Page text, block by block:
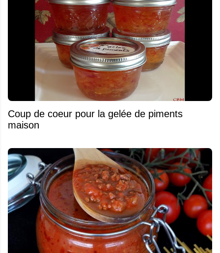
Coup de coeur pour la gelée de piments
maison